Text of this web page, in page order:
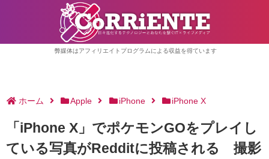
弊媒体はアフィリエイトプログラムによる収益を得ています
ホーム Apple iPhone iPhone X
「iPhone X」でポケモンGOをプレイし
ている写真がRedditに投稿される 撮影